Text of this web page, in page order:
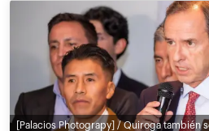
[Palacios Photograpy] / Quiroga también